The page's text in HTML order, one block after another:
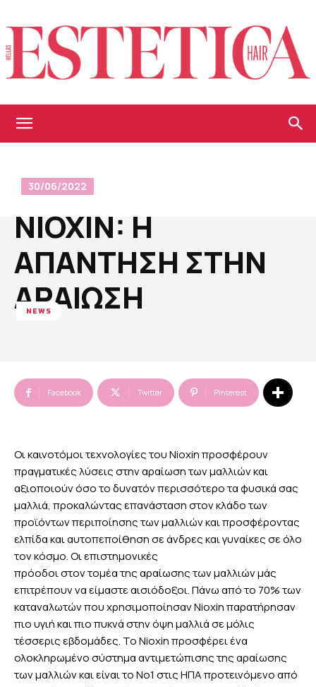
30/06/2022
NIOXIN: H
AΠΑΝΤΗΣΗ ΣΤΗΝ
ΑΡΑΙΩΣΗ
NEWS
Facebook Twitter Pinterest
Οι καινοτόμοι τεχνολογίες του Nioxin προσφέρουν
πραγματικές λύσεις στην αραίωση των μαλλιών και
αξιοποιούν όσο το δυνατόν περισσότερο τα φυσικά σας
μαλλιά, προκαλώντας επανάσταση στον κλάδο των
προϊόντων περιποίησης των μαλλιών και προσφέροντας
ελπίδα και αυτοπεποίθηση σε άνδρες και γυναίκες σε όλο
τον κόσμο. Οι επιστημονικές
πρόοδοι στον τομέα της αραίωσης των μαλλιών μάς
επιτρέπουν να είμαστε αισιόδοξοι. Πάνω από το 70% των
καταναλωτών που χρησιμοποίησαν Nioxin παρατήρησαν
πιο υγιή και πιο πυκνά στην όψη μαλλιά σε μόλις
τέσσερις εβδομάδες. Το Nioxin προσφέρει ένα
ολοκληρωμένο σύστημα αντιμετώπισης της αραίωσης
των μαλλιών και είναι το Νο1 στις ΗΠΑ προτεινόμενο από